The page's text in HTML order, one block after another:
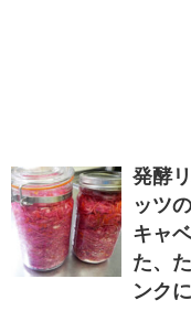
発酵
ッツ
キャ
た、
ンクに